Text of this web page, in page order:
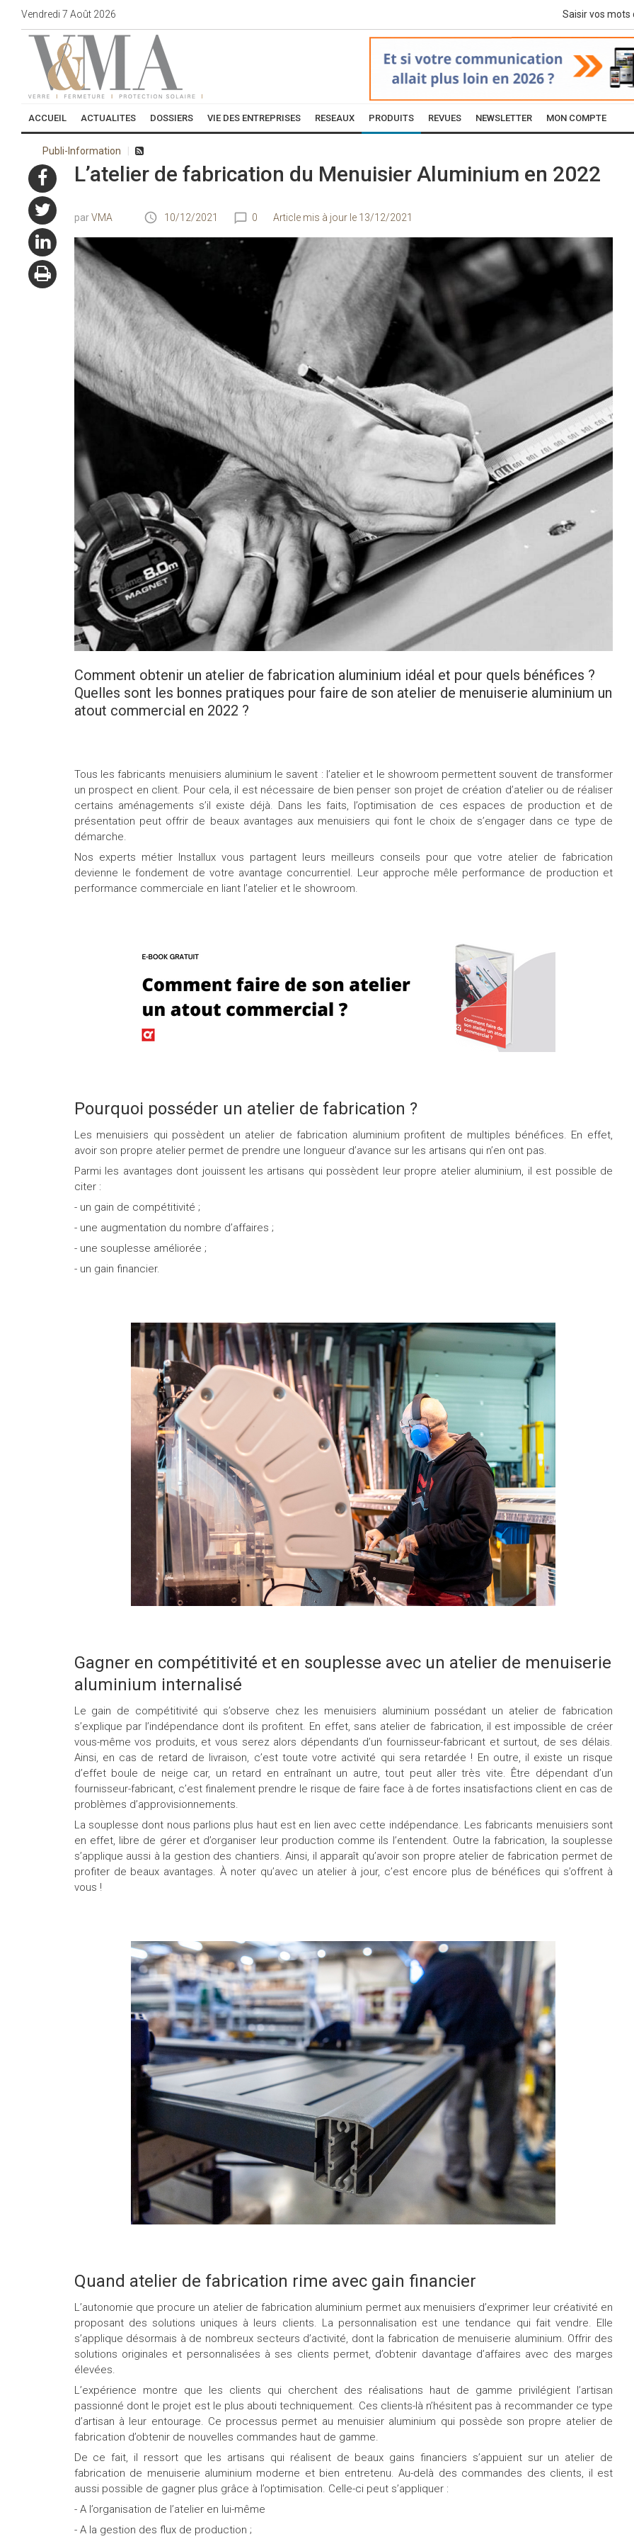
Vendredi 7 Août 2026
ACCUEIL ACTUALITES DOSSIERS VIE DES ENTREPRISES RESEAUX PRODUITS REVUES NEWSLETTER MON COMPTE
Publi-Information
L’atelier de fabrication du Menuisier Aluminium en 2022
VMA 10/12/2021 0 Article mis à jour le 13/12/2021
Comment obtenir un atelier de fabrication aluminium idéal et pour quels bénéfices ?
Quelles sont les bonnes pratiques pour faire de son atelier de menuiserie aluminium un
atout commercial en 2022 ?
Tous les fabricants menuisiers aluminium le savent : l’atelier et le showroom permettent souvent de transformer
un prospect en client. Pour cela, il est nécessaire de bien penser son projet de création d’atelier ou de réaliser
certains aménagements s’il existe déjà. Dans les faits, l’optimisation de ces espaces de production et de
présentation peut offrir de beaux avantages aux menuisiers qui font le choix de s’engager dans ce type de
démarche.
Nos experts métier Installux vous partagent leurs meilleurs conseils pour que votre atelier de fabrication
devienne le fondement de votre avantage concurrentiel. Leur approche mêle performance de production et
performance commerciale en liant l’atelier et le showroom.
Pourquoi posséder un atelier de fabrication ?
Les menuisiers qui possèdent un atelier de fabrication aluminium profitent de multiples bénéfices. En effet,
avoir son propre atelier permet de prendre une longueur d’avance sur les artisans qui n’en ont pas.
Parmi les avantages dont jouissent les artisans qui possèdent leur propre atelier aluminium, il est possible de
citer :
- un gain de compétitivité ;
- une augmentation du nombre d’affaires ;
- une souplesse améliorée ;
- un gain financier.
Gagner en compétitivité et en souplesse avec un atelier de menuiserie
aluminium internalisé
Le gain de compétitivité qui s’observe chez les menuisiers aluminium possédant un atelier de fabrication
s’explique par l’indépendance dont ils profitent. En effet, sans atelier de fabrication, il est impossible de créer
vous-même vos produits, et vous serez alors dépendants d’un fournisseur-fabricant et surtout, de ses délais.
Ainsi, en cas de retard de livraison, c’est toute votre activité qui sera retardée ! En outre, il existe un risque
d’effet boule de neige car, un retard en entraînant un autre, tout peut aller très vite. Être dépendant d’un
fournisseur-fabricant, c’est finalement prendre le risque de faire face à de fortes insatisfactions client en cas de
problèmes d’approvisionnements.
La souplesse dont nous parlions plus haut est en lien avec cette indépendance. Les fabricants menuisiers sont
en effet, libre de gérer et d’organiser leur production comme ils l’entendent. Outre la fabrication, la souplesse
s’applique aussi à la gestion des chantiers. Ainsi, il apparaît qu’avoir son propre atelier de fabrication permet de
profiter de beaux avantages. À noter qu’avec un atelier à jour, c’est encore plus de bénéfices qui s’offrent à
vous !
Quand atelier de fabrication rime avec gain financier
L’autonomie que procure un atelier de fabrication aluminium permet aux menuisiers d’exprimer leur créativité en
proposant des solutions uniques à leurs clients. La personnalisation est une tendance qui fait vendre. Elle
s’applique désormais à de nombreux secteurs d’activité, dont la fabrication de menuiserie aluminium. Offrir des
solutions originales et personnalisées à ses clients permet, d’obtenir davantage d’affaires avec des marges
élevées.
L’expérience montre que les clients qui cherchent des réalisations haut de gamme privilégient l’artisan
passionné dont le projet est le plus abouti techniquement. Ces clients-là n’hésitent pas à recommander ce type
d’artisan à leur entourage. Ce processus permet au menuisier aluminium qui possède son propre atelier de
fabrication d’obtenir de nouvelles commandes haut de gamme.
De ce fait, il ressort que les artisans qui réalisent de beaux gains financiers s’appuient sur un atelier de
fabrication de menuiserie aluminium moderne et bien entretenu. Au-delà des commandes des clients, il est
aussi possible de gagner plus grâce à l’optimisation. Celle-ci peut s’appliquer :
- A l’organisation de l’atelier en lui-même
- A la gestion des flux de production ;